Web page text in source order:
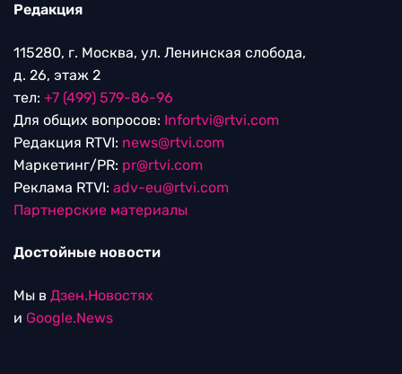
Редакция
115280, г. Москва, ул. Ленинская слобода,
д. 26, этаж 2
тел: +7 (499) 579-86-96
Для общих вопросов: Infortvi@rtvi.com
Редакция RTVI: news@rtvi.com
Маркетинг/PR: pr@rtvi.com
Реклама RTVI: adv-eu@rtvi.com
Партнерские материалы
Достойные новости
Мы в Дзен.Новостях
и Google.News